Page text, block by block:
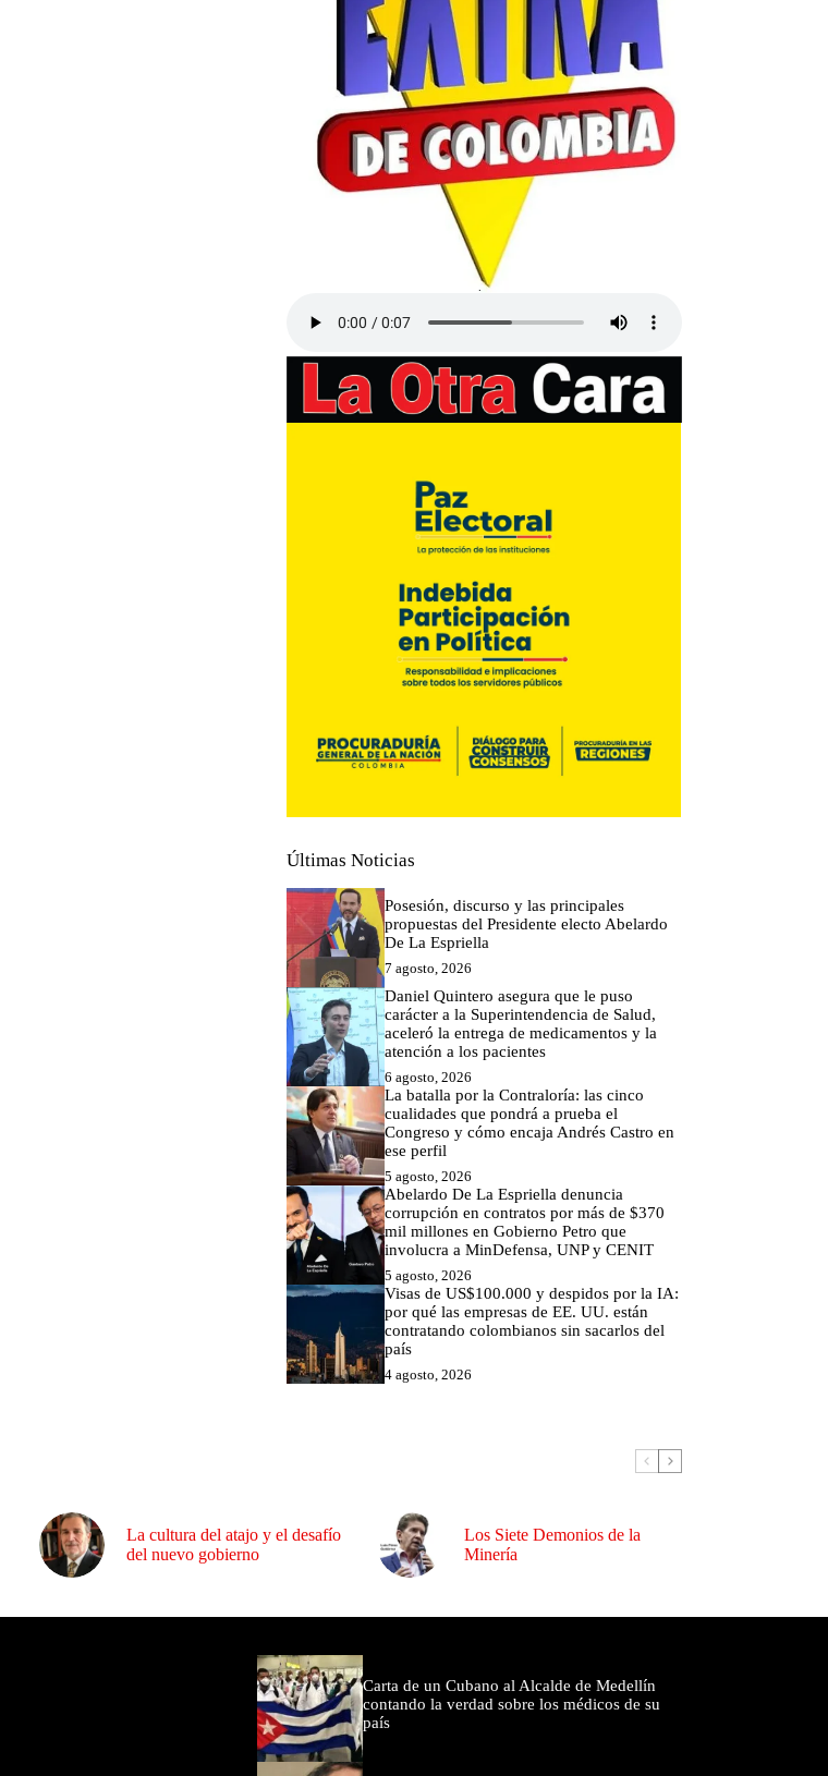
Últimas Noticias
Posesión, discurso y las principales
propuestas del Presidente electo Abelardo
De La Espriella
7 agosto, 2026
Daniel Quintero asegura que le puso
carácter a la Superintendencia de Salud,
aceleró la entrega de medicamentos y la
atención a los pacientes
6 agosto, 2026
La batalla por la Contraloría: las cinco
cualidades que pondrá a prueba el
Congreso y cómo encaja Andrés Castro en
ese perfil
5 agosto, 2026
Abelardo De La Espriella denuncia
corrupción en contratos por más de $370
mil millones en Gobierno Petro que
involucra a MinDefensa, UNP y CENIT
5 agosto, 2026
Visas de US$100.000 y despidos por la IA:
por qué las empresas de EE. UU. están
contratando colombianos sin sacarlos del
país
4 agosto, 2026
La cultura del atajo y el desafío
del nuevo gobierno
Los Siete Demonios de la
Minería
Carta de un Cubano al Alcalde de Medellín
contando la verdad sobre los médicos de su
país